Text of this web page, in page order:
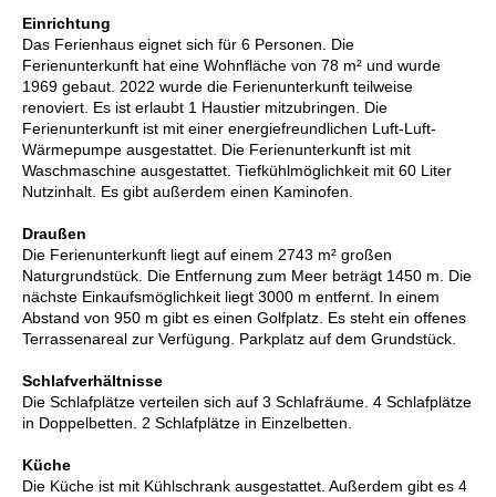
Einrichtung
Das Ferienhaus eignet sich für 6 Personen. Die
Ferienunterkunft hat eine Wohnfläche von 78 m² und wurde
1969 gebaut. 2022 wurde die Ferienunterkunft teilweise
renoviert. Es ist erlaubt 1 Haustier mitzubringen. Die
Ferienunterkunft ist mit einer energiefreundlichen Luft-Luft-
Wärmepumpe ausgestattet. Die Ferienunterkunft ist mit
Waschmaschine ausgestattet. Tiefkühlmöglichkeit mit 60 Liter
Nutzinhalt. Es gibt außerdem einen Kaminofen.
Draußen
Die Ferienunterkunft liegt auf einem 2743 m² großen
Naturgrundstück. Die Entfernung zum Meer beträgt 1450 m. Die
nächste Einkaufsmöglichkeit liegt 3000 m entfernt. In einem
Abstand von 950 m gibt es einen Golfplatz. Es steht ein offenes
Terrassenareal zur Verfügung. Parkplatz auf dem Grundstück.
Schlafverhältnisse
Die Schlafplätze verteilen sich auf 3 Schlafräume. 4 Schlafplätze
in Doppelbetten. 2 Schlafplätze in Einzelbetten.
Küche
Die Küche ist mit Kühlschrank ausgestattet. Außerdem gibt es 4